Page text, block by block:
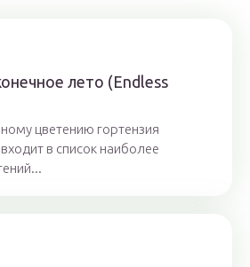
лето (Endless
цветению гортензия
в список наиболее